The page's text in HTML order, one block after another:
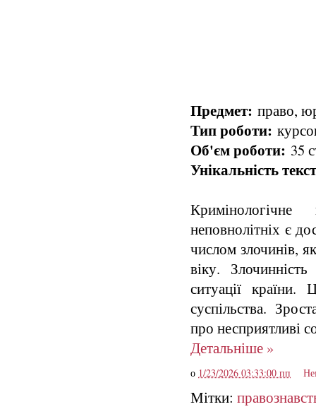
Предмет: право,
Тип роботи:
Об'єм роботи: 35
Унікальність
неповнолітніх є
числом злочинів,
віку.
ситуації
суспільства.
про несприятливі
Детальніше »
о 1/23/2026 03:33:00 пп
Мітки: